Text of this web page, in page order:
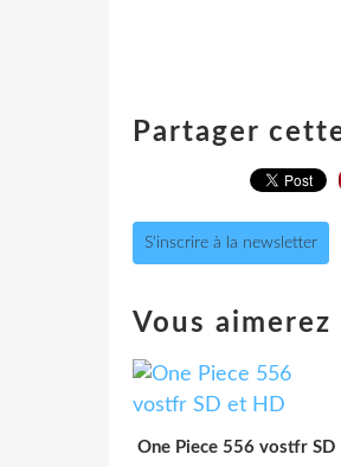
Partager
S'inscrire à la newsletter
Vous aimerez
One Piece 556 vostfr SD